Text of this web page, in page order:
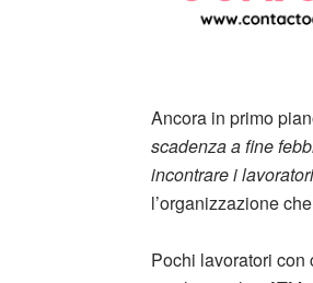
Ancora in primo
scadenza a fine
incontrare i lavoratori
l’organizzazione
Pochi lavoratori con